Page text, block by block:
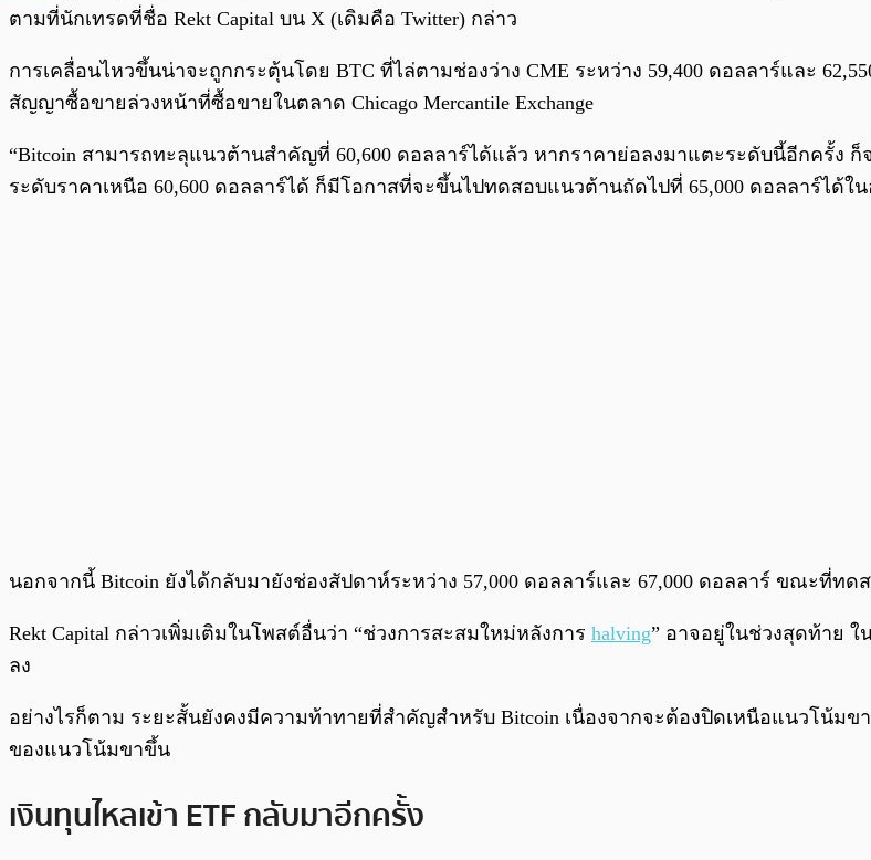
ตามที่นักเทรดที่ชื่อ Rekt Capital บน X (เดิมคือ Twitter) กล่าว
การเคลื่อนไหวขึ้นน่าจะถูกกระตุ้นโดย BTC ที่ไล่ตามช่องว่าง CME ระหว่าง 59,400 ดอลลาร์และ
สัญญาซื้อขายล่วงหน้าที่ซื้อขายในตลาด Chicago Mercantile Exchange
“Bitcoin สามารถทะลุแนวต้านสำคัญที่ 60,600 ดอลลาร์ได้แล้ว หากราคาย่อลงมาแตะระดับนี้อีกครั้ง
ระดับราคาเหนือ 60,600 ดอลลาร์ได้ ก็มีโอกาสที่จะขึ้นไปทดสอบแนวต้านถัดไปที่ 65,000 ดอลลาร์ได้ใน
นอกจากนี้ Bitcoin ยังได้กลับมายังช่องสัปดาห์ระหว่าง 57,000 ดอลลาร์และ 67,000 ดอลลาร์ ขณะที่ท
Rekt Capital กล่าวเพิ่มเติมในโพสต์อื่นว่า “ช่วงการสะสมใหม่หลังการ halving” อาจอยู่ในช่วงสุดท้าย ใ
ลง
อย่างไรก็ตาม ระยะสั้นยังคงมีความท้าทายที่สำคัญสำหรับ Bitcoin เนื่องจากจะต้องปิดเหนือแนวโน้ม
ของแนวโน้มขาขึ้น
เงินทุนไหลเข้า ETF กลับมาอีกครั้ง